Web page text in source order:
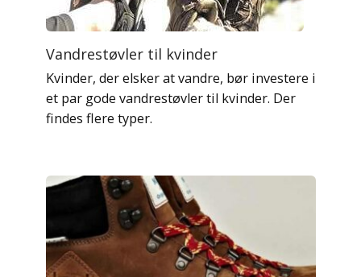
Vandrestøvler til kvinder
Kvinder, der elsker at vandre, bør investere i
et par gode vandrestøvler til kvinder. Der
findes flere typer.